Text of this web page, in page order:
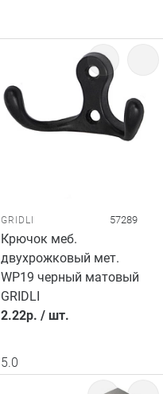
GRIDLI 57289
Крючок меб.
двухрожковый мет.
WP19 черный матовый
GRIDLI
2.22р. / шт.
5.0